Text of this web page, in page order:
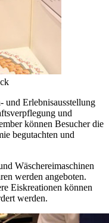
Erlebnisausstellung
und
können Besucher die
begutachten und
Wäschereimaschinen
werden angeboten.
Eiskreationen können
werden.